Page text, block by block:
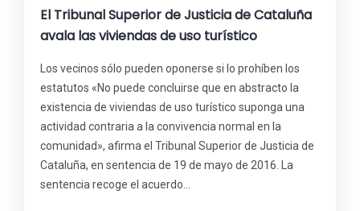
El Tribunal Superior de Justicia de Cataluña
avala las viviendas de uso turístico
Los vecinos sólo pueden oponerse si lo prohíben los
estatutos «No puede concluirse que en abstracto la
existencia de viviendas de uso turístico suponga una
actividad contraria a la convivencia normal en la
comunidad», afirma el Tribunal Superior de Justicia de
Cataluña, en sentencia de 19 de mayo de 2016. La
sentencia recoge el acuerdo…